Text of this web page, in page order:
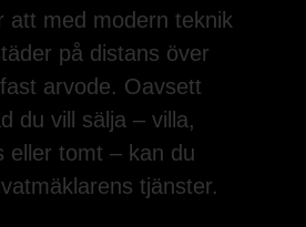
att med modern teknik
på distans över
arvode. Oavsett
du vill sälja – villa,
eller tomt – kan du
tjänster.